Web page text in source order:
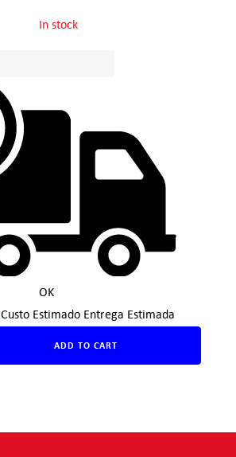
In stock
OK
Custo Estimado Entrega Estimada
ADD TO CART